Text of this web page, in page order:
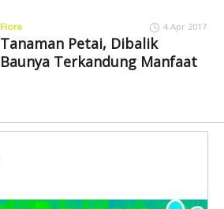
Flora 4 Apr 2017
Tanaman Petai, Dibalik
Baunya Terkandung Manfaat